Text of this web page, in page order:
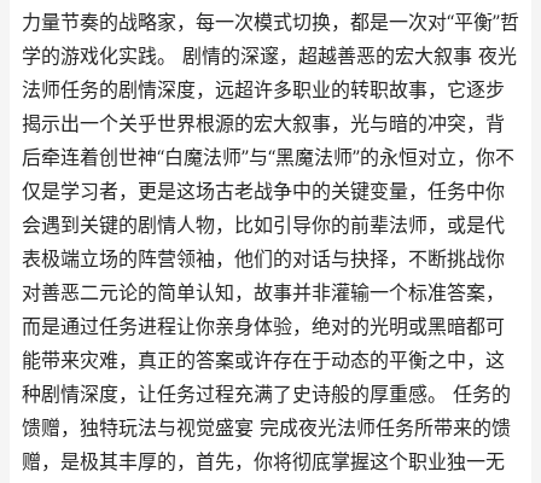
力量节奏的战略家，每一次模式切换，都是一次对“平衡”哲
学的游戏化实践。 剧情的深邃，超越善恶的宏大叙事 夜光
法师任务的剧情深度，远超许多职业的转职故事，它逐步
揭示出一个关乎世界根源的宏大叙事，光与暗的冲突，背
后牵连着创世神“白魔法师”与“黑魔法师”的永恒对立，你不
仅是学习者，更是这场古老战争中的关键变量，任务中你
会遇到关键的剧情人物，比如引导你的前辈法师，或是代
表极端立场的阵营领袖，他们的对话与抉择，不断挑战你
对善恶二元论的简单认知，故事并非灌输一个标准答案，
而是通过任务进程让你亲身体验，绝对的光明或黑暗都可
能带来灾难，真正的答案或许存在于动态的平衡之中，这
种剧情深度，让任务过程充满了史诗般的厚重感。 任务的
馈赠，独特玩法与视觉盛宴 完成夜光法师任务所带来的馈
赠，是极其丰厚的，首先，你将彻底掌握这个职业独一无